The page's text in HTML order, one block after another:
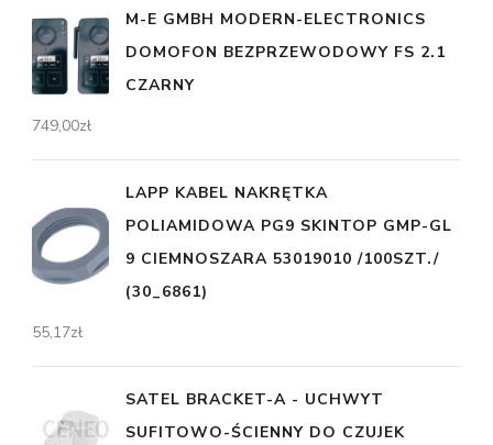
M-E GMBH MODERN-ELECTRONICS
DOMOFON BEZPRZEWODOWY FS 2.1
CZARNY
749,00zł
LAPP KABEL NAKRĘTKA
POLIAMIDOWA PG9 SKINTOP GMP-GL
9 CIEMNOSZARA 53019010 /100SZT./
(30_6861)
55,17zł
SATEL BRACKET-A - UCHWYT
SUFITOWO-ŚCIENNY DO CZUJEK